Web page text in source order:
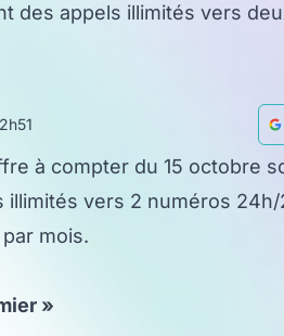
des appels illimités vers
à compter du 15 octobre
illimités vers 2 numéros
mois.
»